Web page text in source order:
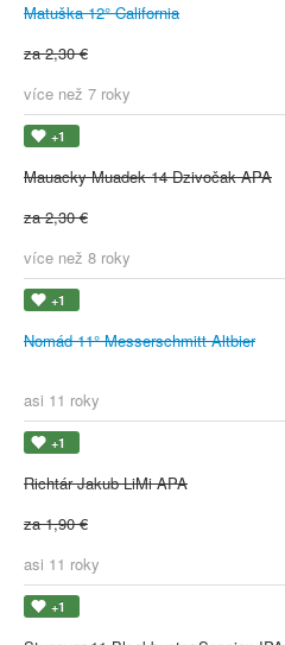
Matuška 12° California
za 2,30 €
více než 7 roky
+1
Mauacky Muadek 14 Dzivočak APA
za 2,30 €
více než 8 roky
+1
Nomád 11° Messerschmitt Altbier
asi 11 roky
+1
Richtár Jakub LiMi APA
za 1,90 €
asi 11 roky
+1